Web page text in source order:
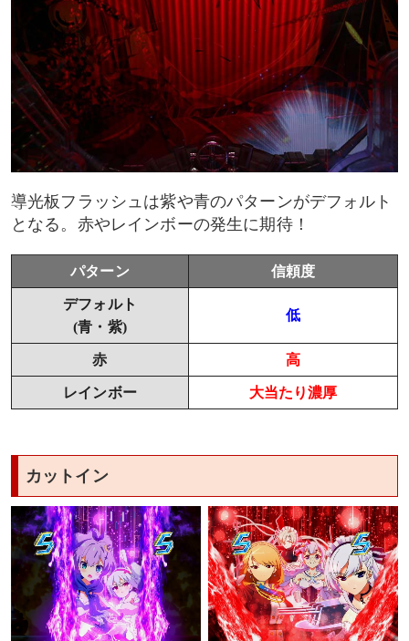
導光板フラッシュは紫や青のパターンがデフォルト
となる。赤やレインボーの発生に期待！
パターン 信頼度
デフォルト
(青・紫)
低
赤 高
レインボー 大当たり濃厚
カットイン